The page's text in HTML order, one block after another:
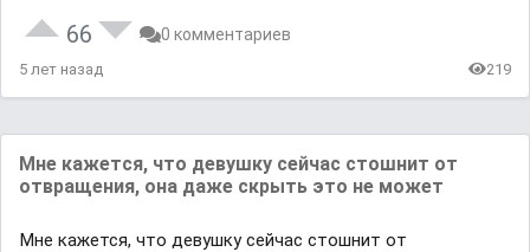
66 0 комментариев
5 лет назад 219
Мне кажется, что девушку сейчас стошнит от
отвращения, она даже скрыть это не может
Мне кажется, что девушку сейчас стошнит от